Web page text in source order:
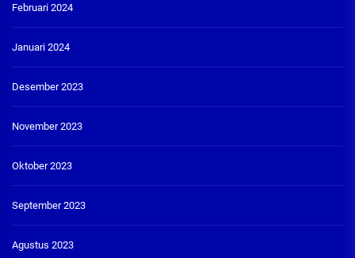
Februari 2024
Januari 2024
Desember 2023
November 2023
Oktober 2023
September 2023
Agustus 2023